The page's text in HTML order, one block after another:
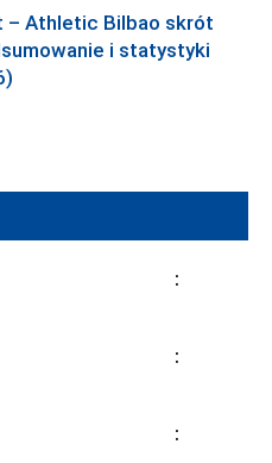
– Athletic Bilbao skrót
i statystyki
:
:
: